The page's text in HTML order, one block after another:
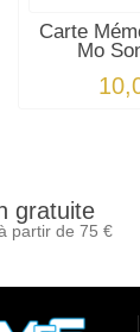
Carte
Mo
gratuite
partir de 75 €